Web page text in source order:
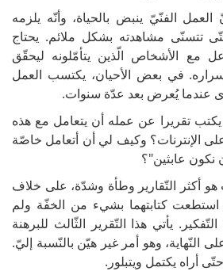
العمل الفنّيّ ينبض بالحياة، وأنّه يلزمه
تتسنّى مشاهدته بشكل ملائم. يحتاج
مع الأشخاص الّذين يتأمّلونه ليحقّق
في بعض الأحيان، يكتسب العمل
عندما يُعرض بعد عدّة سنوات.
تقريرا عن عمله أن يتعامل مع هذه
الإنترنات؟ وكيف لي أن أتعامل خاصّة
نكون عابثين"؟
هو أكثر التّقارير وطأة وشدّة، على خلاف
استطعت كتابتهما بشيء من الخفّة ولم
يأتي هذا التّقرير الثّالث للبرهنة
النّهاية، وهو أمر غير هيّن بالنّسبة إليّ.
أراه يكتمل ويتبلور.